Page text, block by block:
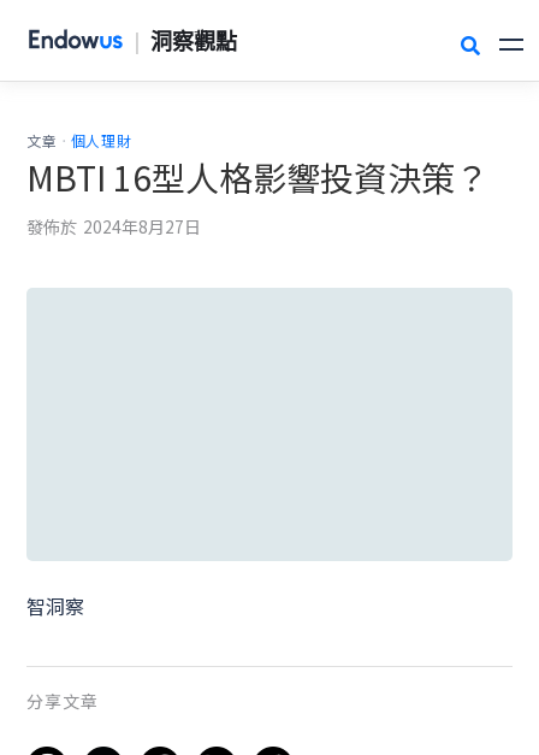
| 洞察觀點 
文章 . 個人理財
MBTI 16型人格影響投資決策？
發佈於 2024年8月27日
智洞察
分享文章